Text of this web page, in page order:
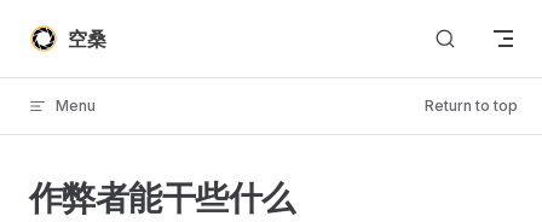
Skip to content
空桑
Menu Return to top
作弊者能干些什么